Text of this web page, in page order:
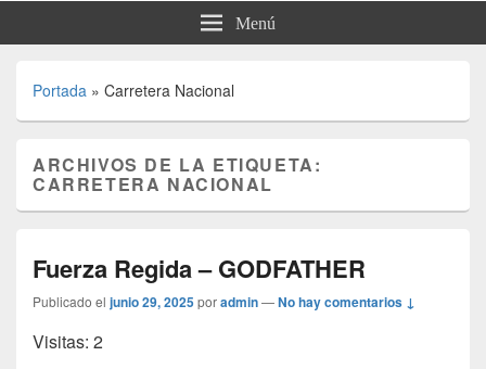
Menú
Portada » Carretera Nacional
ARCHIVOS DE LA ETIQUETA:
CARRETERA NACIONAL
Fuerza Regida – GODFATHER
Publicado el junio 29, 2025poradmin—No hay comentarios ↓
Visitas: 2